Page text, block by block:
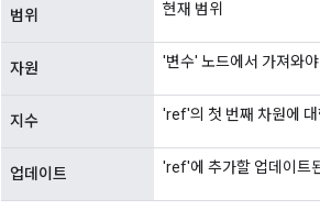
범위 현재 범위
자원 '변수' 노드에서 가져와
지수 'ref'의 첫 번째 차원에
업데이트 'ref'에 추가할 업데이트